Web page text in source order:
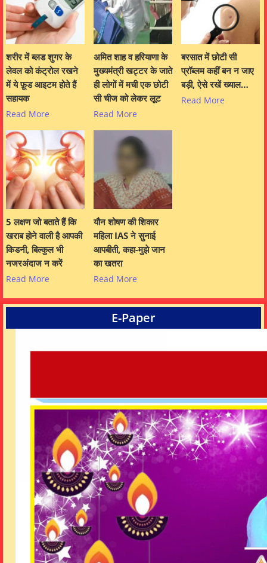
शरीर में ब्लड शुगर के
लेवल को कंट्रोल रखने
में ये फ़ूड आइटम होते हैं
सहायक
Read More
अमित शाह व हरियाणा के
मुख्यमंत्री खट्टर के जाते
ही लोगों में मची एक छोटी
सी चीज को लेकर लूट
Read More
बरसात में छोटी सी
प्रॉब्लम कहीं बन न जाए
बड़ी, ऐसे रखें ख्याल…
Read More
5 लक्षण जो बताते हैं कि
खराब होने वाली है आपकी
किडनी, बिल्कुल भी
नजरअंदाज न करें
Read More
यौन शोषण की शिकार
महिला IAS ने सुनाई
आपबीती, कहा-मुझे जान
का खतरा
Read More
E-Paper